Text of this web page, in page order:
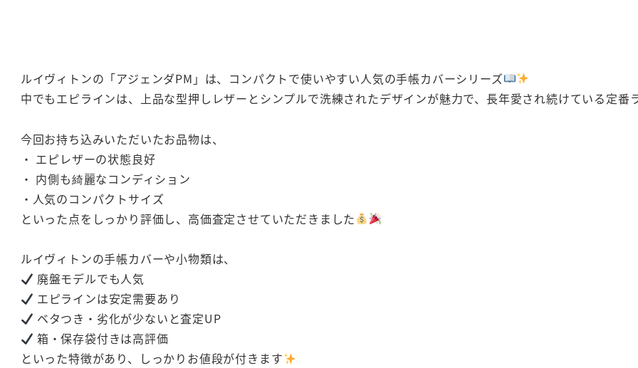
ルイヴィトンの「アジェンダPM」は、コンパクトで使いやすい人気の手帳カバーシリーズ
中でもエピラインは、上品な型押しレザーとシンプルで洗練されたデザインが魅力で、長年愛され続けている定番
今回お持ち込みいただいたお品物は、
・ エピレザーの状態良好
・ 内側も綺麗なコンディション
・人気のコンパクトサイズ
といった点をしっかり評価し、高価査定させていただきました
ルイヴィトンの手帳カバーや小物類は、
廃盤モデルでも人気
エピラインは安定需要あり
ベタつき・劣化が少ないと査定UP
箱・保存袋付きは高評価
といった特徴があり、しっかりお値段が付きます